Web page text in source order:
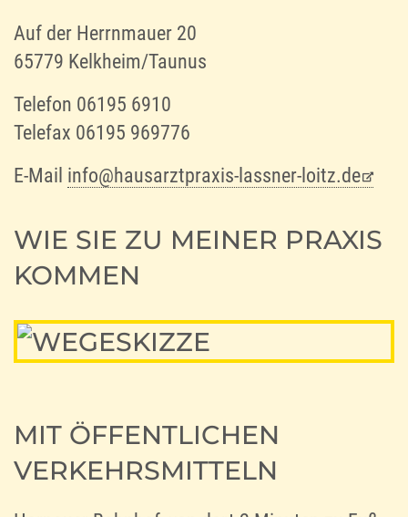
Auf der Herrnmauer 20
65779 Kelkheim/Taunus
Telefon 06195 6910
Telefax 06195 969776
E-Mail info@hausarztpraxis-lassner-loitz.de
WIE SIE ZU MEINER PRAXIS
KOMMEN
MIT ÖFFENTLICHEN
VERKEHRSMITTELN